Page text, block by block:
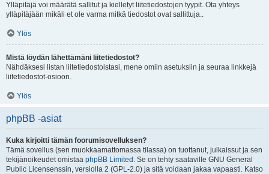
Ylläpitäjä voi määrätä sallitut ja kielletyt liitetiedostojen tyypit. Ota yhteys
ylläpitäjään mikäli et ole varma mitkä tiedostot ovat sallittuja..
Ylös
Mistä löydän lähettämäni liitetiedostot?
Nähdäksesi listan liitetiedostoistasi, mene omiin asetuksiin ja seuraa linkkejä
liitetiedostot-osioon.
Ylös
phpBB -asiat
Kuka kirjoitti tämän foorumisovelluksen?
Tämä sovellus (sen muokkaamattomassa tilassa) on tuottanut, julkaissut ja sen
tekijänoikeudet omistaa phpBB Limited . Se on tehty saataville GNU General
Public Licensenssin, versiolla 2 (GPL-2.0) ja sitä voidaan jakaa vapaasti. Katso